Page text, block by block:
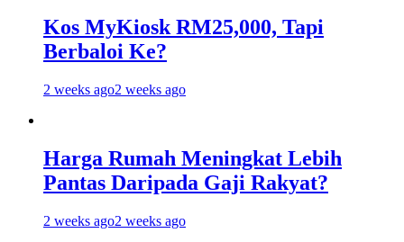
Kos MyKiosk RM25,000, Tapi
Berbaloi Ke?
2 weeks ago2 weeks ago
Harga Rumah Meningkat Lebih
Pantas Daripada Gaji Rakyat?
2 weeks ago2 weeks ago